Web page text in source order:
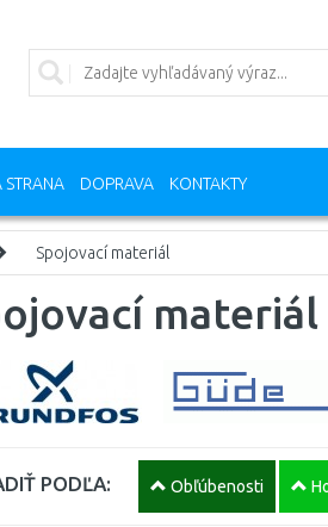
DOPRAVA KONTAKTY
Spojovací materiál
materiál
PODĽA: Obľúbenosti